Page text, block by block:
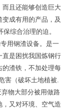
而且还能够创造巨大
成有用的产品，及
综合治理的迫。
用钢渣设备。是一
直是困扰我国炼钢行
的渣铁，不加处理每
害（破坏土地植被.
物大部分被用做路
又对环境、空气造